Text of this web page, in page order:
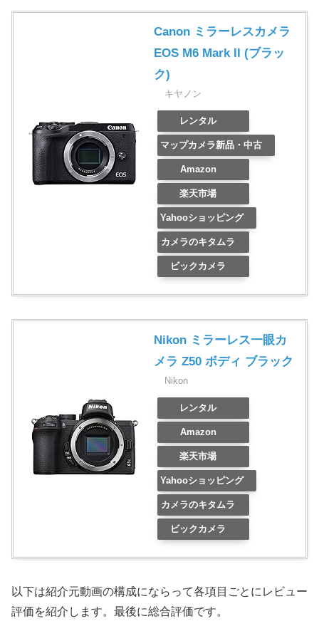
Canon ミラーレスカメラ
EOS M6 Mark II (ブラッ
ク)
キヤノン
レンタル
マップカメラ新品・中古
Amazon
楽天市場
Yahooショッピング
カメラのキタムラ
ビックカメラ
Nikon ミラーレス一眼カ
メラ Z50 ボディ ブラック
Nikon
レンタル
Amazon
楽天市場
Yahooショッピング
カメラのキタムラ
ビックカメラ
以下は紹介元動画の構成にならって各項目ごとにレビュー
評価を紹介します。最後に総合評価です。